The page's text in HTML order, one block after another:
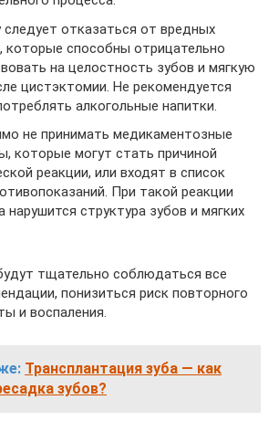
следует отказаться от вредных
которые способны отрицательно
на целостность зубов и мягкую
цистэктомии. Не рекомендуется
алкогольные напитки.
не принимать медикаментозные
которые могут стать причиной
реакции, или входят в список
При такой реакции
нарушится структура зубов и мягких
тщательно соблюдаться все
понизиться риск повторного
и воспаления.
Трансплантация зуба — как
зубов?